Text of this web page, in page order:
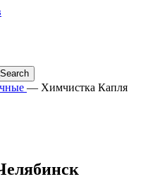
— Химчистка Капля